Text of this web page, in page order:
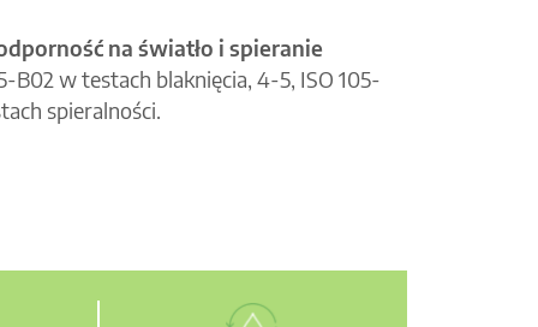
na światło i spieranie
B02 w testach blaknięcia, 4-5, ISO 105-
spieralności.